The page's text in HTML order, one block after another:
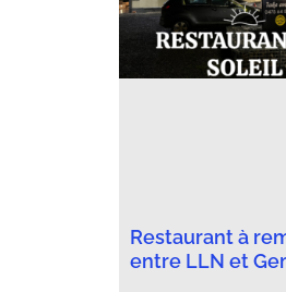
Restaurant à
entre LLN et